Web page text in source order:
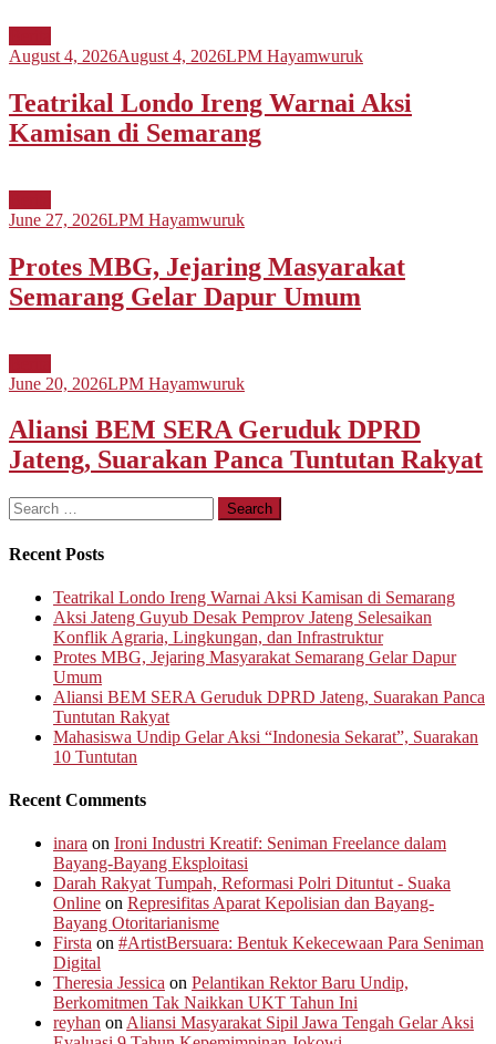
August 4, 2026August 4, 2026LPM Hayamwuruk
Teatrikal Londo Ireng Warnai Aksi
Kamisan di Semarang
June 27, 2026LPM Hayamwuruk
Protes MBG, Jejaring Masyarakat
Semarang Gelar Dapur Umum
June 20, 2026LPM Hayamwuruk
Aliansi BEM SERA Geruduk DPRD
Jateng, Suarakan Panca Tuntutan Rakyat
Search
for:
Recent Posts
Teatrikal Londo Ireng Warnai Aksi Kamisan di Semarang
Aksi Jateng Guyub Desak Pemprov Jateng Selesaikan
Konflik Agraria, Lingkungan, dan Infrastruktur
Protes MBG, Jejaring Masyarakat Semarang Gelar Dapur
Umum
Aliansi BEM SERA Geruduk DPRD Jateng, Suarakan Panca
Tuntutan Rakyat
Mahasiswa Undip Gelar Aksi “Indonesia Sekarat”, Suarakan
10 Tuntutan
Recent Comments
inara on Ironi Industri Kreatif: Seniman Freelance dalam
Bayang-Bayang Eksploitasi
Darah Rakyat Tumpah, Reformasi Polri Dituntut - Suaka
Online on Represifitas Aparat Kepolisian dan Bayang-
Bayang Otoritarianisme
Firsta on #ArtistBersuara: Bentuk Kekecewaan Para Seniman
Digital
Theresia Jessica on Pelantikan Rektor Baru Undip,
Berkomitmen Tak Naikkan UKT Tahun Ini
reyhan onAliansi Masyarakat Sipil Jawa Tengah Gelar Aksi